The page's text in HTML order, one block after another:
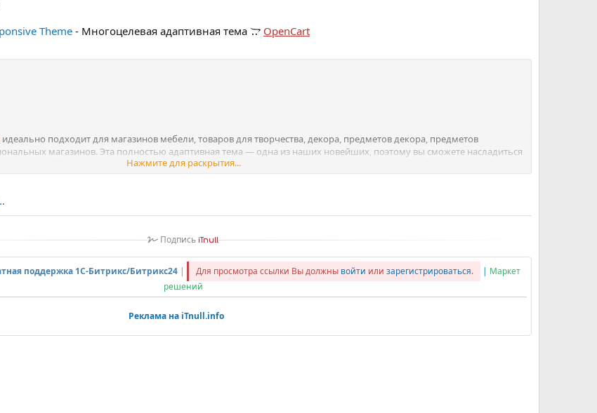
Theme - Многоцелевая адаптивная тема OpenCart
идеально подходит для магазинов мебели, товаров для творчества, декора, предметов декора, предметов
магазинов. Эта полностью адаптивная тема — одна из наших новейших, поэтому вы сможете насладиться
отличной функциональностью. Вы можете легко создавать сложные меню с многоуровневой компоновкой.
Нажмите для раскрытия...
Подпись iTnull
поддержка 1С-Битрикс/Битрикс24 | Для просмотра ссылки Вы должны войти или зарегистрироваться. | Маркет
решений
Реклама на iTnull.info